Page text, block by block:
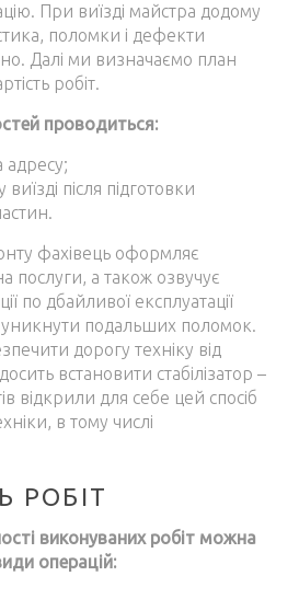
При виїзді майстра додому
поломки і дефекти
Далі ми визначаємо план
робіт.
проводиться:
адресу;
після підготовки
фахівець оформляє
послуги, а також озвучує
по дбайливої експлуатації
подальших поломок.
дорогу техніку від
встановити стабілізатор –
відкрили для себе цей спосіб
в тому числі
РОБІТ
виконуваних робіт можна
операцій: